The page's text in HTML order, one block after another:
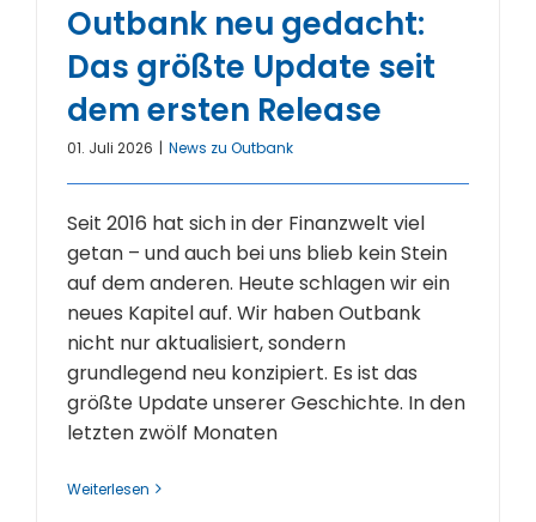
Outbank neu gedacht:
Das größte Update seit
dem ersten Release
01. Juli 2026 | News zu Outbank
Seit 2016 hat sich in der Finanzwelt viel
getan – und auch bei uns blieb kein Stein
auf dem anderen. Heute schlagen wir ein
neues Kapitel auf. Wir haben Outbank
nicht nur aktualisiert, sondern
grundlegend neu konzipiert. Es ist das
größte Update unserer Geschichte. In den
letzten zwölf Monaten
Weiterlesen